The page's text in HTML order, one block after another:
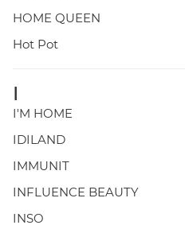
HOME QUEEN
Hot Pot
I
I'M HOME
IDILAND
IMMUNIT
INFLUENCE BEAUTY
INSO